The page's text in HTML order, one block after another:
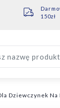
150zł
nazwę
Dziewczynek